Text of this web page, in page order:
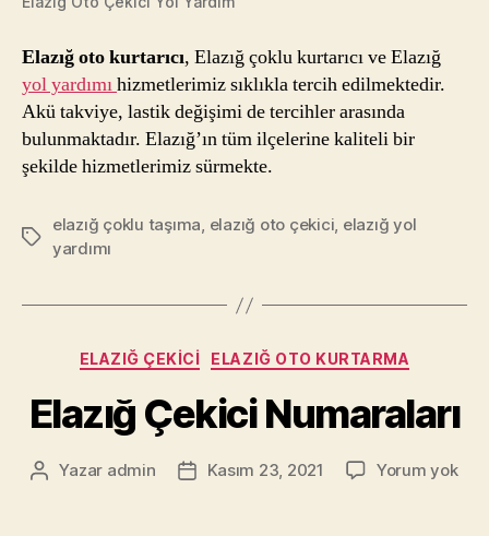
Elazığ oto kurtarıcı, Elazığ çoklu kurtarıcı ve Elazığ
yol yardımıhizmetlerimiz sıklıkla tercih edilmektedir.
Akü takviye, lastik değişimi de tercihler arasında
bulunmaktadır. Elazığ’ın tüm ilçelerine kaliteli bir
şekilde hizmetlerimiz sürmekte.
Etiketler
elazığ çoklu taşıma, elazığ oto çekici, elazığ yol
yardımı
Kategoriler
ELAZIĞ ÇEKICI ELAZIĞ OTO KURTARMA
Elazığ Çekici Numaraları
Yazının
Yazar admin
YazıKasım 23, 2021 Yorum yok